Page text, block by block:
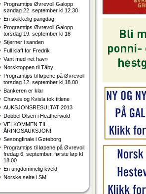
Programtips Øvrevoll Galopp
søndag 22. september kl 12.30
En skikkelig pangdag
Programtips Øvrevoll Galopp
torsdag 19. september kl 18
Stjerner i sanden
Full klaff for Fredrik
Vant med «et hav»
Norsktoppen til Täby
Programtips til løpene på Øvrevoll
torsdag 12. september kl 18.00
Bankeren er klar
Chaves og Kvisla tok titlene
AUKSJONSRESULTAT 2013
Dobbel Olsen i Heatherwold
VELKOMMEN TIL
ÅRINGSAUKSJON!
Sesongfinale i Gøteborg
Programtips til løpene på Øvrevoll
fredag 6. september, første løp kl
18.00
En ungdommelig kveld
Norske seire i SM